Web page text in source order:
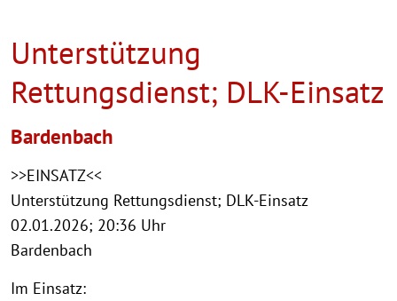
Unterstützung
Rettungsdienst; DLK-Einsatz
Bardenbach
>>EINSATZ<<
Unterstützung Rettungsdienst; DLK-Einsatz
02.01.2026; 20:36 Uhr
Bardenbach
Im Einsatz: